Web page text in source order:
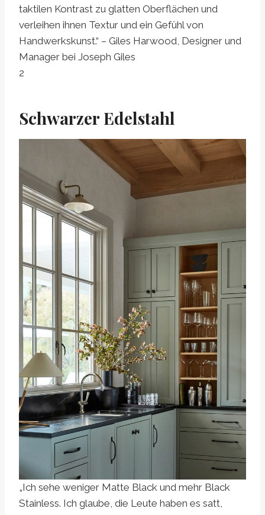
taktilen Kontrast zu glatten Oberflächen und
verleihen ihnen Textur und ein Gefühl von
Handwerkskunst.“ – Giles Harwood, Designer und
Manager bei Joseph Giles
2
Schwarzer Edelstahl
„Ich sehe weniger Matte Black und mehr Black
Stainless. Ich glaube, die Leute haben es satt,